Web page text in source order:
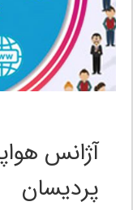
آژانس
پردیسان